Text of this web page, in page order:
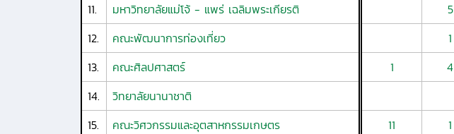
11.
มหาวิทยาลัยแม่โจ้ - แพร่ เฉลิมพระเกียรติ 5
12.
คณะพัฒนาการท่องเที่ยว 1
13.
คณะศิลปศาสตร์ 1 4
14.
วิทยาลัยนานาชาติ
15.
คณะวิศวกรรมและอุตสาหกรรมเกษตร 11 1